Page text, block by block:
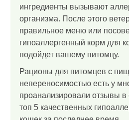
ингредиенты вызывают
организма. После этого
правильное меню или
гипоаллергенный корм для
подойдет вашему питомцу.
Рационы для питомцев с
непереносимостью есть у
проанализировали отзывы в
топ 5 качественных